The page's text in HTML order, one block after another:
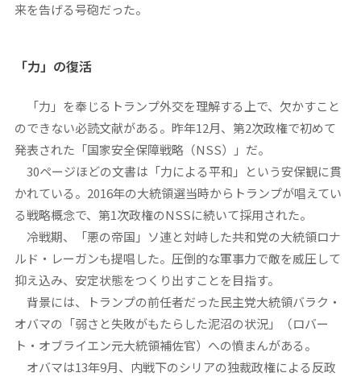
来を告げる号砲だった。
「力」の復活
「力」を奉じるトランプ外交を理解する上で、欠かすこと
のできない必読文献がある。昨年12月、第2次政権で初めて
発表された「国家安全保障戦略（NSS）」だ。
30ページほどの文書は「力による平和」という安保観に貫
かれている。2016年の大統領選当時からトランプが唱えてい
る戦略概念で、第1次政権のNSSに続いて採用された。
冷戦期、「悪の帝国」ソ連と対峙した共和党の大統領ロナ
ルド・レーガンも提唱した。圧倒的な軍事力で敵を威圧して
抑え込み、安定状態をつくり出すことを目指す。
背景には、トランプの前任者だった民主党大統領バラク・
オバマの「弱さと失敗がもたらした泥沼の状況」（ロバー
ト・オブライエン元大統領補佐官）への憤まんがある。
オバマは13年9月、内戦下のシリアの独裁政権による反政